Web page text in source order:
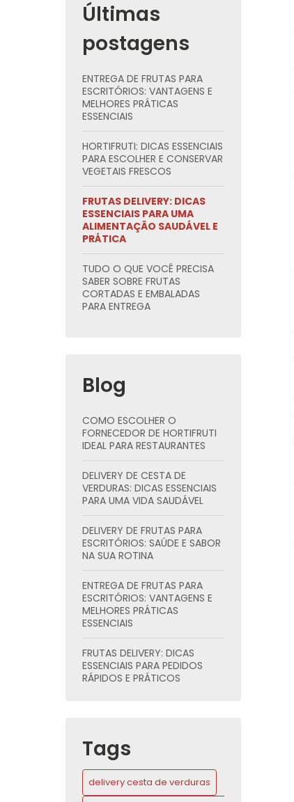
Últimas
postagens
ENTREGA DE FRUTAS PARA
ESCRITÓRIOS: VANTAGENS E
MELHORES PRÁTICAS
ESSENCIAIS
HORTIFRUTI: DICAS ESSENCIAIS
PARA ESCOLHER E CONSERVAR
VEGETAIS FRESCOS
FRUTAS DELIVERY: DICAS
ESSENCIAIS PARA UMA
ALIMENTAÇÃO SAUDÁVEL E
PRÁTICA
TUDO O QUE VOCÊ PRECISA
SABER SOBRE FRUTAS
CORTADAS E EMBALADAS
PARA ENTREGA
Blog
COMO ESCOLHER O
FORNECEDOR DE HORTIFRUTI
IDEAL PARA RESTAURANTES
DELIVERY DE CESTA DE
VERDURAS: DICAS ESSENCIAIS
PARA UMA VIDA SAUDÁVEL
DELIVERY DE FRUTAS PARA
ESCRITÓRIOS: SAÚDE E SABOR
NA SUA ROTINA
ENTREGA DE FRUTAS PARA
ESCRITÓRIOS: VANTAGENS E
MELHORES PRÁTICAS
ESSENCIAIS
FRUTAS DELIVERY: DICAS
ESSENCIAIS PARA PEDIDOS
RÁPIDOS E PRÁTICOS
PRÁTICA
GUIA COMPLETO DE FRUTAS
CORTADAS E EMBALADAS
Tags
delivery cesta de verduras